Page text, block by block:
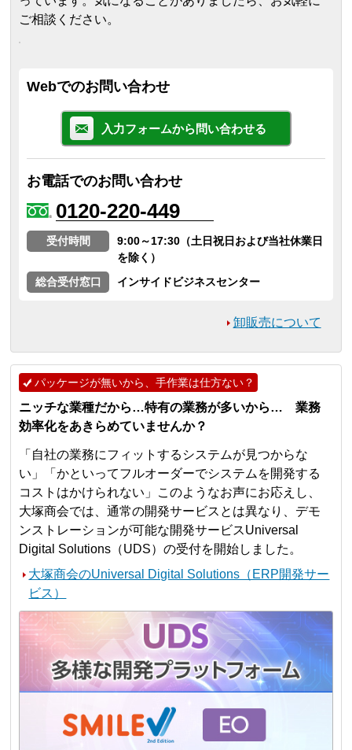
ご相談ください。
Webでのお問い合わせ
入力フォームから問い合わせる
お電話でのお問い合わせ
0120-220-449
受付時間
9:00～17:30（土日祝日および当社休業日
を除く）
総合受付窓口
インサイドビジネスセンター
卸販売について
パッケージが無いから、手作業は仕方ない？
ニッチな業種だから…特有の業務が多いから… 業務
効率化をあきらめていませんか？
「自社の業務にフィットするシステムが見つからな
い」「かといってフルオーダーでシステムを開発する
コストはかけられない」このようなお声にお応えし、
大塚商会では、通常の開発サービスとは異なり、デモ
ンストレーションが可能な開発サービスUniversal
Digital Solutions（UDS）の受付を開始しました。
大塚商会のUniversal Digital Solutions（ERP開発サー
ビス）